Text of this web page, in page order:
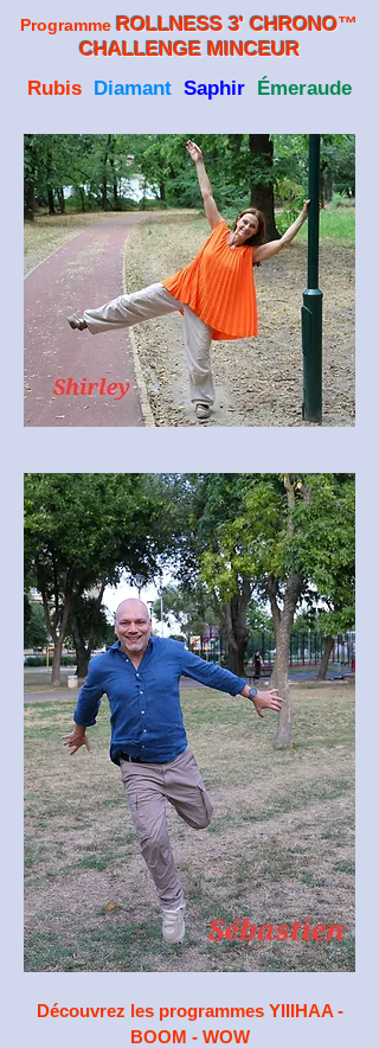
Programme ROLLNESS 3' CHRONO™️
CHALLENGE MINCEUR
Rubis Diamant Saphir Émeraude
Découvrez les programmes YIIIHAA -
BOOM - WOW